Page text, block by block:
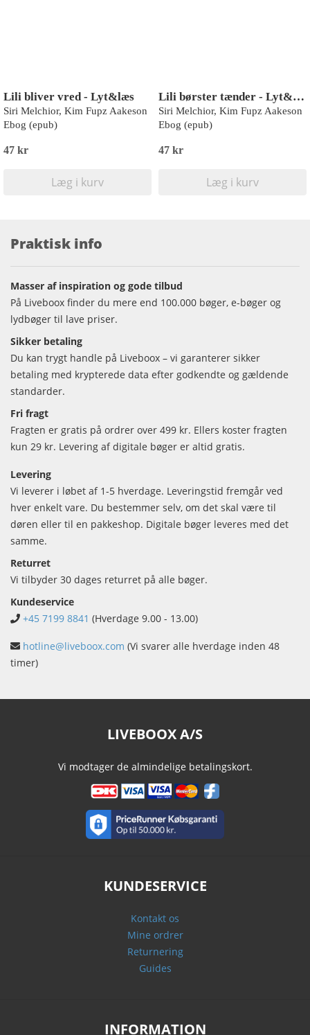
Lili bliver vred - Lyt&læs
Siri Melchior, Kim Fupz Aakeson
Ebog (epub)
47 kr
Læg i kurv
Lili børster tænder - Lyt&læs
Siri Melchior, Kim Fupz Aakeson
Ebog (epub)
47 kr
Læg i kurv
Praktisk info
Masser af inspiration og gode tilbud
På Liveboox finder du mere end 100.000 bøger, e-bøger og
lydbøger til lave priser.
Sikker betaling
Du kan trygt handle på Liveboox – vi garanterer sikker
betaling med krypterede data efter godkendte og gældende
standarder.
Fri fragt
Fragten er gratis på ordrer over 499 kr. Ellers koster fragten
kun 29 kr. Levering af digitale bøger er altid gratis.
Levering
Vi leverer i løbet af 1-5 hverdage. Leveringstid fremgår ved
hver enkelt vare. Du bestemmer selv, om det skal være til
døren eller til en pakkeshop. Digitale bøger leveres med det
samme.
Returret
Vi tilbyder 30 dages returret på alle bøger.
Kundeservice
+45 7199 8841 (Hverdage 9.00 - 13.00)
hotline@liveboox.com (Vi svarer alle hverdage inden 48
timer)
LIVEBOOX A/S
Vi modtager de almindelige betalingskort.
KUNDESERVICE
Kontakt os
Mine ordrer
Returnering
Guides
INFORMATION